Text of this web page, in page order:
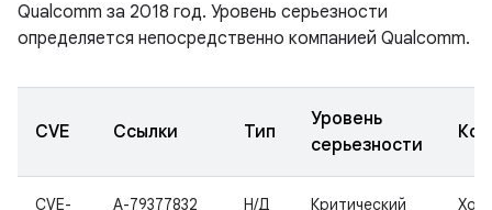
Qualcomm за 2018 год. Уровень серьезности
определяется непосредственно компанией Qualcomm.
CVE Ссылки Тип
Уровень
серьезности
CVE-
A-79377832
Н/Д Критический